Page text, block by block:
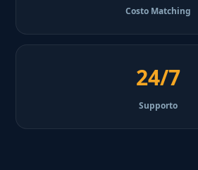
Costo Matching
24/7
Supporto